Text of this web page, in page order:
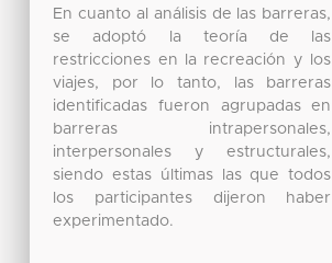
En cuanto al análisis de las barreras,
se adoptó la teoría de las
restricciones en la recreación y los
viajes, por lo tanto, las barreras
identificadas fueron agrupadas en
barreras intrapersonales,
interpersonales y estructurales,
siendo estas últimas las que todos
los participantes dijeron haber
experimentado.